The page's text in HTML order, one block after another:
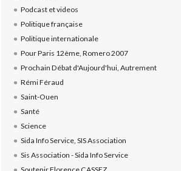
Podcast et videos
Politique française
Politique internationale
Pour Paris 12ème, Romero 2007
Prochain Débat d'Aujourd'hui, Autrement
Rémi Féraud
Saint-Ouen
Santé
Science
Sida Info Service, SIS Association
Sis Association - Sida Info Service